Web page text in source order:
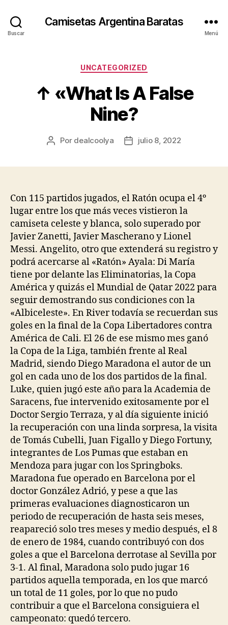
Buscar
Camisetas Argentina Baratas
Menú
Categorías
UNCATEGORIZED
↑ «What Is A False
Nine?
Autor
Por dealcoolya
Fechajulio 8, 2022
Con 115 partidos jugados, el Ratón ocupa el 4º
lugar entre los que más veces vistieron la
camiseta celeste y blanca, solo superado por
Javier Zanetti, Javier Mascherano y Lionel
Messi. Angelito, otro que extenderá su registro y
podrá acercarse al «Ratón» Ayala: Di María
tiene por delante las Eliminatorias, la Copa
América y quizás el Mundial de Qatar 2022 para
seguir demostrando sus condiciones con la
«Albiceleste». En River todavía se recuerdan sus
goles en la final de la Copa Libertadores contra
América de Cali. El 26 de ese mismo mes ganó
la Copa de la Liga, también frente al Real
Madrid, siendo Diego Maradona el autor de un
gol en cada uno de los dos partidos de la final.
Luke, quien jugó este año para la Academia de
Saracens, fue intervenido exitosamente por el
Doctor Sergio Terraza, y al día siguiente inició
la recuperación con una linda sorpresa, la visita
de Tomás Cubelli, Juan Figallo y Diego Fortuny,
integrantes de Los Pumas que estaban en
Mendoza para jugar con los Springboks.
Maradona fue operado en Barcelona por el
doctor González Adrió, y pese a que las
primeras evaluaciones diagnosticaron un
periodo de recuperación de hasta seis meses,
reapareció solo tres meses y medio después, el 8
de enero de 1984, cuando contribuyó con dos
goles a que el Barcelona derrotase al Sevilla por
3-1. Al final, Maradona solo pudo jugar 16
partidos aquella temporada, en los que marcó
un total de 11 goles, por lo que no pudo
contribuir a que el Barcelona consiguiera el
campeonato: quedó tercero.